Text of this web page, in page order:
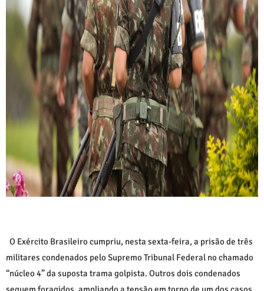
O Exército Brasileiro cumpriu, nesta sexta-feira, a prisão de três
militares condenados pelo Supremo Tribunal Federal no chamado
“núcleo 4” da suposta trama golpista. Outros dois condenados